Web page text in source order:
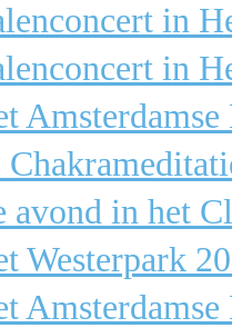
in
in
Amsterdamse
in het
Westerpark
Amsterdamse